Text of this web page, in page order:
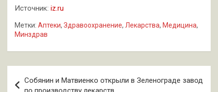
Источник: iz.ru
Метки: Аптеки, Здравоохранение, Лекарства, Медицина,
Минздрав
по
Собянин и Матвиенко открыли в Зеленограде завод